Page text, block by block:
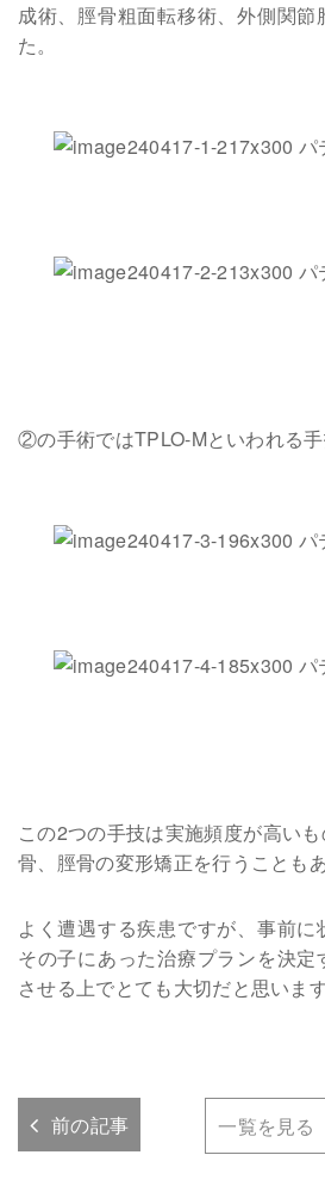
成術、脛骨粗面転移術、外側関節
た。
②の手術ではTPLO-Mといわれる手
この2つの手技は実施頻度が高い
骨、脛骨の変形矯正を行うこともあ
よく遭遇する疾患ですが、事前に
その子にあった治療プランを決
させる上でとても大切だと思います
前の記事 一覧を見る